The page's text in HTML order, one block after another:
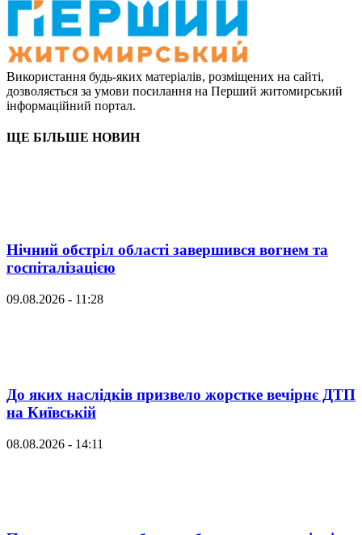
Використання будь-яких матеріалів, розміщених на сайті,
дозволяється за умови посилання на Перший житомирський
інформаційний портал.
ЩЕ БІЛЬШЕ НОВИН
Нічний обстріл області завершився вогнем та
госпіталізацією
09.08.2026 - 11:28
До яких наслідків призвело жорстке вечірнє ДТП
на Київській
08.08.2026 - 14:11